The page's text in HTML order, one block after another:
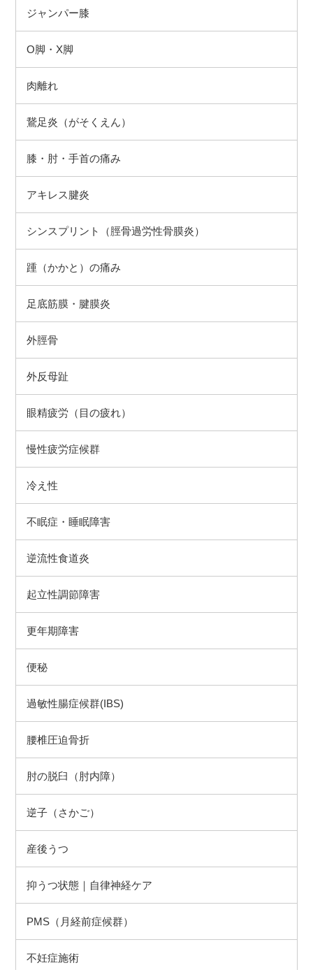
ジャンパー膝
O脚・X脚
肉離れ
鵞足炎（がそくえん）
膝・肘・手首の痛み
アキレス腱炎
シンスプリント（脛骨過労性骨膜炎）
踵（かかと）の痛み
足底筋膜・腱膜炎
外脛骨
外反母趾
眼精疲労（目の疲れ）
慢性疲労症候群
冷え性
不眠症・睡眠障害
逆流性食道炎
起立性調節障害
更年期障害
便秘
過敏性腸症候群(IBS)
腰椎圧迫骨折
肘の脱臼（肘内障）
逆子（さかご）
産後うつ
抑うつ状態｜自律神経ケア
PMS（月経前症候群）
不妊症施術